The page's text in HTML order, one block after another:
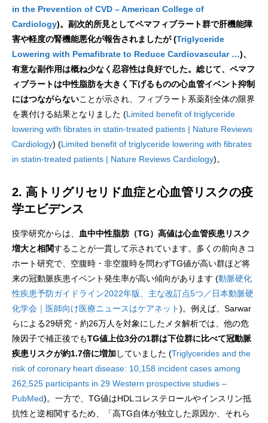
in the Prevention of CVD – American College of
Cardiology)。副次的所見としてペマフィブラート群で肝機能障
害や軽度の腎機能悪化が報告されましたが (Triglyceride
Lowering with Pemafibrate to Reduce Cardiovascular …)、
有意な副作用は概ね少なく忍容性は良好でした。総じて、ペマフ
ィブラートは中性脂肪を大きく下げるものの心血管イベント抑制
にはつながらないことが示され、フィブラート系薬剤全体の限界
を裏付ける結果となりました (Limited benefit of triglyceride
lowering with fibrates in statin-treated patients | Nature Reviews
Cardiology) (Limited benefit of triglyceride lowering with fibrates
in statin-treated patients | Nature Reviews Cardiology)。
2. 高トリグリセリド血症と心血管リスクの疫
学エビデンス
疫学研究からは、
血中中性脂肪（TG）高値は心血管疾患リスク
増大と相関することが一貫して示されています。多くの前向きコ
ホート研究で、空腹時・非空腹時を問わずTG値が高い群ほど将
来の冠動脈疾患イベント発生率が高い傾向があります (動脈硬化
性疾患予防ガイドライン2022年版、主な改訂点5つ／日本動脈硬
化学会｜医師向け医療ニュースはケアネット)。例えば、Sarwar
らによる29研究・約26万人を対象にしたメタ解析では、他の危
険因子で補正後でもTG値上位3分の1群は下位群に比べて冠動脈
疾患リスクが約1.7倍に増加していました (Triglycerides and the
risk of coronary heart disease: 10,158 incident cases among
262,525 participants in 29 Western prospective studies –
PubMed)。一方で、TG値はHDLコレステロールやインスリン抵
抗性と逆相関するため、「高TG自体が独立した原因か、それら